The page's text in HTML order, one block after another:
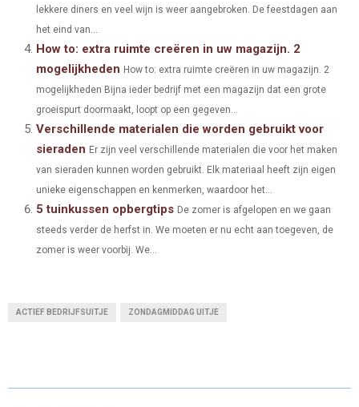
)
lekkere diners en veel wijn is weer aangebroken. De feestdagen aan
het eind van...
How to: extra ruimte creëren in uw magazijn. 2
mogelijkheden How to: extra ruimte creëren in uw magazijn. 2
mogelijkheden Bijna ieder bedrijf met een magazijn dat een grote
groeispurt doormaakt, loopt op een gegeven...
Verschillende materialen die worden gebruikt voor
sieraden Er zijn veel verschillende materialen die voor het maken
van sieraden kunnen worden gebruikt. Elk materiaal heeft zijn eigen
unieke eigenschappen en kenmerken, waardoor het...
5 tuinkussen opbergtips De zomer is afgelopen en we gaan
steeds verder de herfst in. We moeten er nu echt aan toegeven, de
zomer is weer voorbij. We...
ACTIEF BEDRIJFSUITJE ZONDAGMIDDAG UITJE